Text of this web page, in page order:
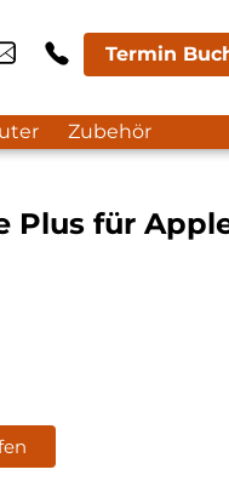
Termin
Zubehör
Plus für